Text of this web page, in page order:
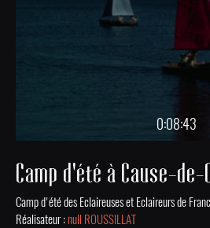
0:08:43
Camp d'été à Cause-
Réalisateur :null ROUSSILLAT